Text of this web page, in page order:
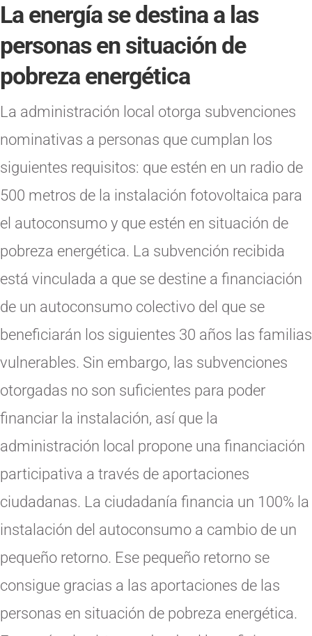
La energía se destina a las
personas en situación de
pobreza energética
La administración local otorga subvenciones
nominativas a personas que cumplan los
siguientes requisitos: que estén en un radio de
500 metros de la instalación fotovoltaica para
el autoconsumo y que estén en situación de
pobreza energética. La subvención recibida
está vinculada a que se destine a financiación
de un autoconsumo colectivo del que se
beneficiarán los siguientes 30 años las familias
vulnerables. Sin embargo, las subvenciones
otorgadas no son suficientes para poder
financiar la instalación, así que la
administración local propone una financiación
participativa a través de aportaciones
ciudadanas. La ciudadanía financia un 100% la
instalación del autoconsumo a cambio de un
pequeño retorno. Ese pequeño retorno se
consigue gracias a las aportaciones de las
personas en situación de pobreza energética.